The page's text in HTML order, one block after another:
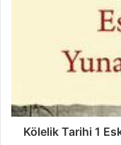
Kölelik Tarihi 1